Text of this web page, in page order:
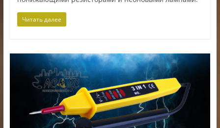
Читать далее